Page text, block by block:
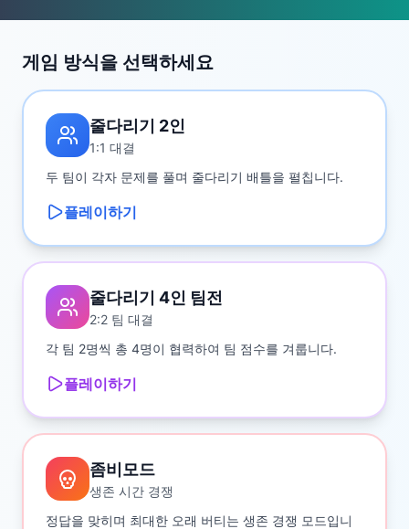
게임 방식을 선택하세요
줄다리기 2인
1:1 대결
두 팀이 각자 문제를 풀며 줄다리기 배틀을 펼칩니다.
플레이하기
줄다리기 4인 팀전
2:2 팀 대결
각 팀 2명씩 총 4명이 협력하여 팀 점수를 겨룹니다.
플레이하기
좀비모드
생존 시간 경쟁
정답을 맞히며 최대한 오래 버티는 생존 경쟁 모드입니